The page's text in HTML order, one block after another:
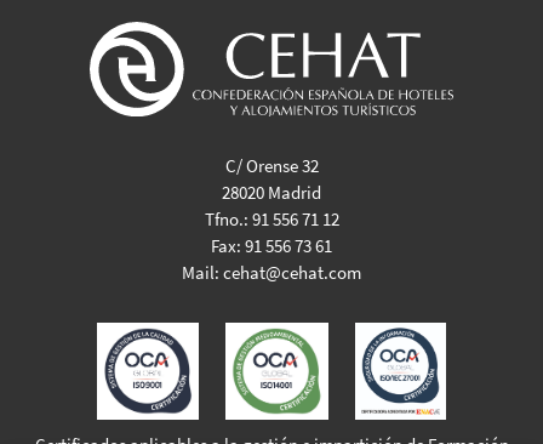
C/ Orense 32
28020 Madrid
Tfno.: 91 556 71 12
Fax: 91 556 73 61
Mail: cehat@cehat.com